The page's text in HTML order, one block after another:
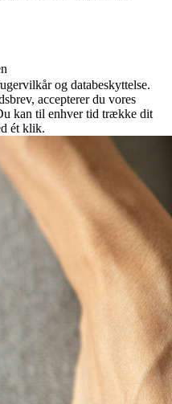
og databeskyttelse.
accepterer du vores
kan til enhver tid trække dit
ét klik.